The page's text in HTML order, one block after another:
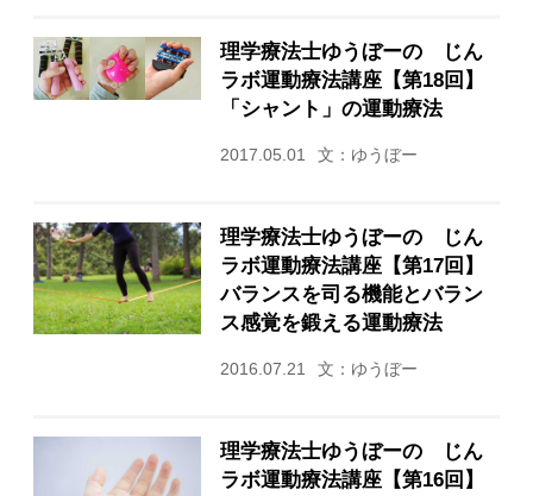
理学療法士ゆうぼーの じん
ラボ運動療法講座【第18回】
「シャント」の運動療法
2017.05.01 文：ゆうぼー
理学療法士ゆうぼーの じん
ラボ運動療法講座【第17回】
バランスを司る機能とバラン
ス感覚を鍛える運動療法
2016.07.21 文：ゆうぼー
理学療法士ゆうぼーの じん
ラボ運動療法講座【第16回】